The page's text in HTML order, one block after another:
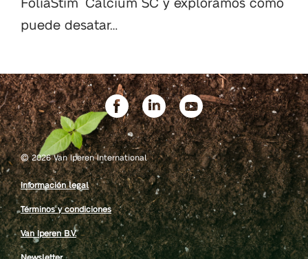
puede desatar…
©2026 Van Iperen International
Información legal
Términos y condiciones
Van Iperen B.V.
Newsletter